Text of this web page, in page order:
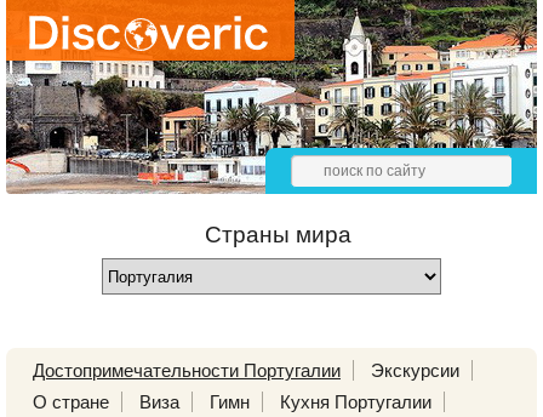
Страны мира
Достопримечательности Португалии
Экскурсии
О стране
Виза Гимн
Кухня Португалии